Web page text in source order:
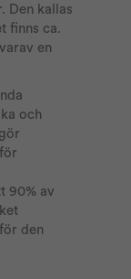
Den kallas
finns ca.
en
och
90% av
den